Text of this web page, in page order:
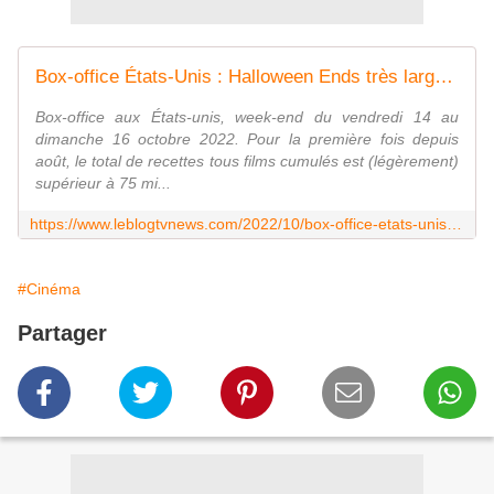
Box-office États-Unis : Halloween Ends très largement en tête ce week-end. - LeBlogTVNews
Box-office aux États-unis, week-end du vendredi 14 au
dimanche 16 octobre 2022. Pour la première fois depuis
août, le total de recettes tous films cumulés est (légèrement)
supérieur à 75 mi...
#Cinéma
Partager